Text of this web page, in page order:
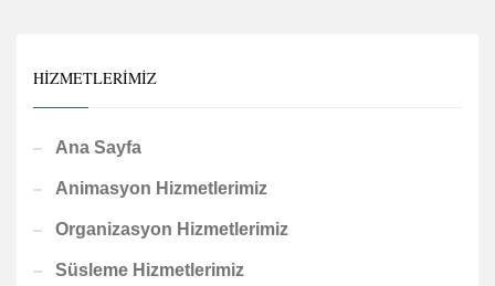
HIZMETLERIMIZ
Ana Sayfa
Animasyon Hizmetlerimiz
Organizasyon Hizmetlerimiz
Süsleme Hizmetlerimiz